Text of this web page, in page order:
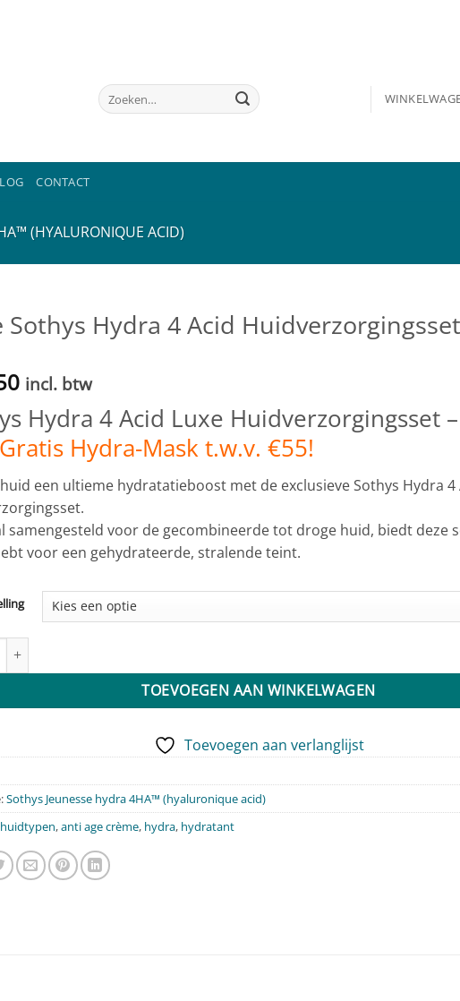
Zoeken
naar:
CONTACT
(HYALURONIQUE ACID)
Sothys Hydra 4 Acid Huidverzorgingsset
incl. btw
Hydra 4 Acid Luxe Huidverzorgingsset –
Hydra-Mask t.w.v. €55!
een ultieme hydratatieboost met de exclusieve Sothys Hydra 4
samengesteld voor de gecombineerde tot droge huid, biedt deze
voor een gehydrateerde, stralende teint.
Hydra 4 Acid Huidverzorgingsset aantal
TOEVOEGEN AAN WINKELWAGEN
Toevoegen aan verlanglijst
Sothys Jeunesse hydra 4HA™ (hyaluronique acid)
,anti age crème, hydra, hydratant